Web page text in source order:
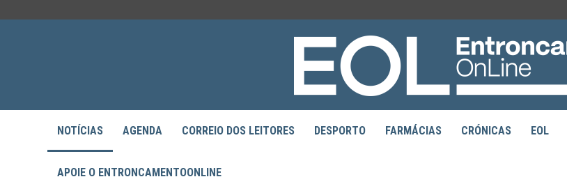
NOTÍCIAS AGENDA CORREIO DOS LEITORES DESPORTO FARMÁCIAS CRÓNICAS EOL
APOIE O ENTRONCAMENTOONLINE